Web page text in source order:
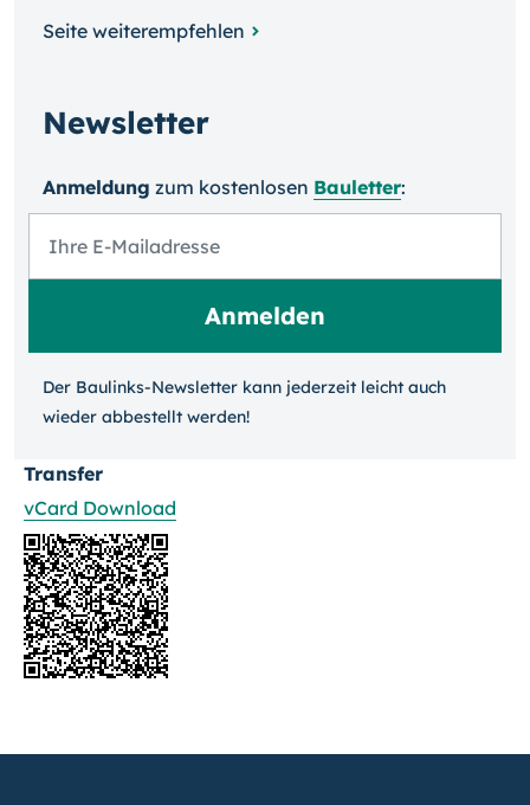
Seite weiterempfehlen
Newsletter
Anmeldung zum kosten­losen Bauletter:
Der Baulinks-Newsletter kann jeder­zeit leicht auch
wieder ab­bestellt werden!
Transfer
vCard Download